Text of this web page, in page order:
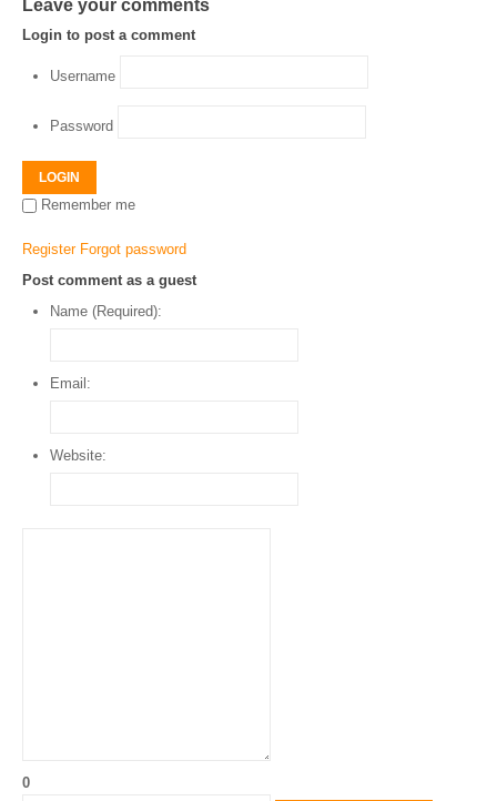
Leave your comments
Login to post a comment
Username
Password
LOGIN
Remember me
Register Forgot password
Post comment as a guest
Name (Required):
Email:
Website:
0